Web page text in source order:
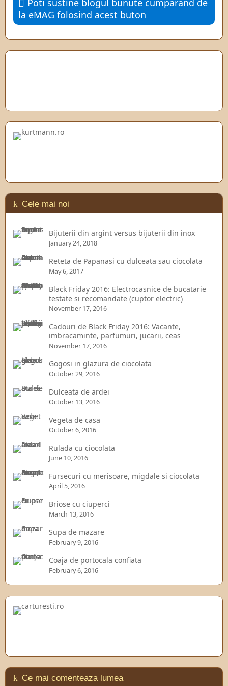
Poti sustine blogul bunute cumparand de
la eMAG folosind acest buton
Cele mai noi
Bijuterii din argint versus bijuterii din inox
January 24, 2018
Reteta de Papanasi cu dulceata sau ciocolata
May 6, 2017
Black Friday 2016: Electrocasnice de bucatarie
testate si recomandate (cuptor electric)
November 17, 2016
Cadouri de Black Friday 2016: Vacante,
imbracaminte, parfumuri, jucarii, ceas
November 17, 2016
Gogosi in glazura de ciocolata
October 29, 2016
Dulceata de ardei
October 13, 2016
Vegeta de casa
October 6, 2016
Rulada cu ciocolata
June 10, 2016
Fursecuri cu merisoare, migdale si ciocolata
April 5, 2016
Briose cu ciuperci
March 13, 2016
Supa de mazare
February 9, 2016
Coaja de portocala confiata
February 6, 2016
Ce mai comenteaza lumea